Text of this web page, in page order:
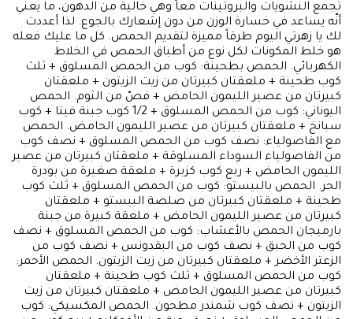
تجمع النشويات والبروتينات معاً وهي خالية من الدهون، ما يعني
أنّه يساعد في خسارة الوزن من دون إشعارك بالجوع. لذا أعددت
لك يا زهرتي اليوم طرقاً مميزة لتقديم الحمص. كل ما عليك فعله
هو خلط المكونات لكل نوع من أطباق الحمص في الخلاط
الكهربائي. الحمص بطحينة: كوب من الحمص المسلوق + ثلث
كوب طحينة + ملعقتان كبيرتان من زيت الزيتون + ملعقتان
كبيرتان من عصير الليمون الحامض + فصّ من الثوم. الحمص
اليوناني: كوب من الحمص المسلوق + 1/2 كوب جبنة فيتا + كوب
سبانخ + ملعقتان كبيرتان من عصير الليمون الحامض. الحمص
مع الفاصولياء: نصف كوب من الحمص المسلوق + نصف كوب
من الفاصولياء السوداء المسلوقة + ملعقتان كبيرتان من عصير
الليمون الحامض + ربع كوب كزبرة + ملعقة صغيرة من بودرة
الحر. الحمص بالبيستو: كوب من الحمص المسلوق + ثلث كوب
طحينة + ملعقتان كبيرتان من صلصة البيستو + ملعقتان
كبيرتان من عصير الليمون الحامض + ملعقة كبيرة من جبنة
بارميجان الحمص بالأعشاب: كوب من الحمص المسلوق + نصف
كوب من الحبق + نصف كوب من البقدونس + نصف كوب من
الزعتر الأخضر + ملعقتان كبيرتان من زيت الزيتون. الحمص الأحمر:
كوب من الحمص المسلوق + ثلث كوب طحينة + ملعقتان
كبيرتان من عصير الليمون الحامض + ملعقتان كبيرتان من زيت
الزيتون + نصف كوب شمندر مطحون. الحمص المكسيكي: كوب